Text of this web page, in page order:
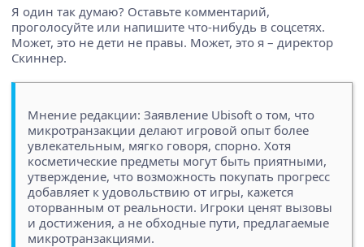
Я один так думаю? Оставьте комментарий,
проголосуйте или напишите что-нибудь в соцсетях.
Может, это не дети не правы. Может, это я – директор
Скиннер.
Мнение редакции: Заявление Ubisoft о том, что
микротранзакции делают игровой опыт более
увлекательным, мягко говоря, спорно. Хотя
косметические предметы могут быть приятными,
утверждение, что возможность покупать прогресс
добавляет к удовольствию от игры, кажется
оторванным от реальности. Игроки ценят вызовы
и достижения, а не обходные пути, предлагаемые
микротранзакциями.